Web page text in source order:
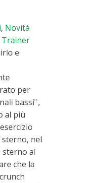
, Novità
Trainer
e
per
bassi'',
al più
nel
sterno al
che la